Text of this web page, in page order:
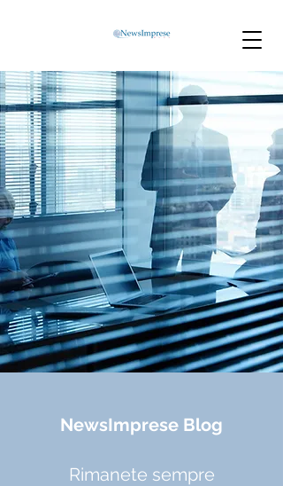
NewsImprese Blog
Rimanete sempre